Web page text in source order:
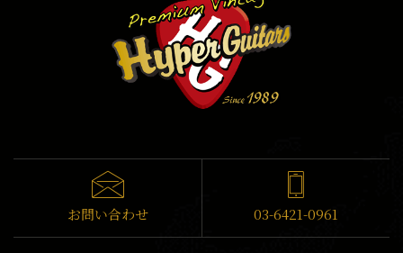
お問い合わせ 03-6421-0961